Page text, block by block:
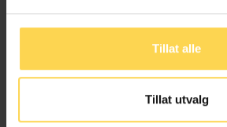
Tillat alle
Tillat utvalg
ISSN 2703-7487